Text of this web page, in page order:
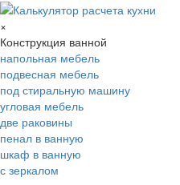
×
Конструкция ванной
напольная мебель
подвесная мебель
под стиральную машину
угловая мебель
две раковины
пенал в ванную
шкаф в ванную
с зеркалом